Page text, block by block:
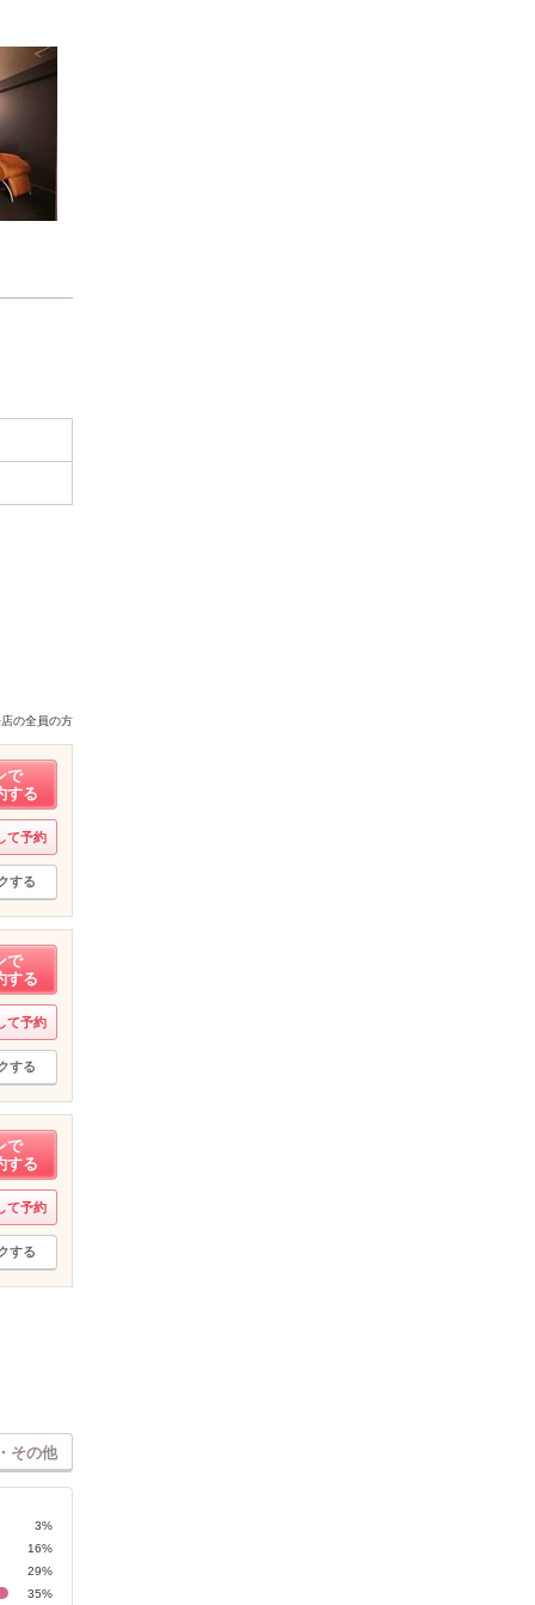
の全員の方
で
する
て予約
する
で
する
て予約
する
で
する
て予約
する
その他
3%
16%
29%
35%